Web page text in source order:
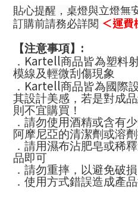
貼心提醒，桌燈與立燈無
訂購前請務必詳閱 ＜運費
【注意事項】 :
． Kartell商品皆為塑料
模線及輕微刮傷現象
． Kartell商品皆為國際
其設計美感，若是對成
則不宜購買！
．請勿使用酒精或含有
阿摩尼亞的清潔劑或溶
．請用濕布沾肥皂或稀
品即可
．請勿重摔，以避免破損
．使用方式錯誤造成產